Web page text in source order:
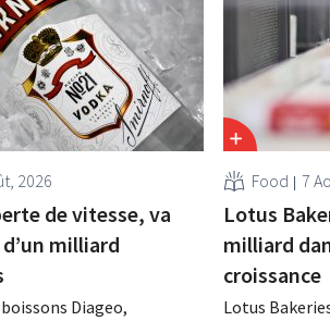
2026
de vitesse, va
milliard
Diageo,
Food 7
Lotus
milliard
croissance
Lotus